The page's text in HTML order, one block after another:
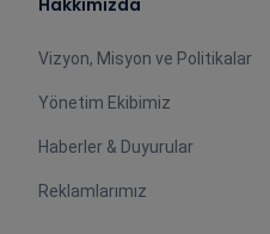
Hakkımızda
Vizyon, Misyon ve Politikalar
Yönetim Ekibimiz
Haberler & Duyurular
Reklamlarımız